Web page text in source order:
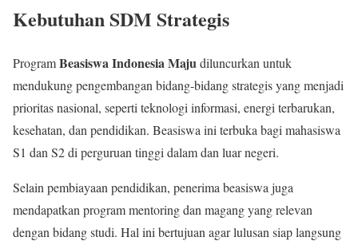
Kebutuhan SDM Strategis
ProgramBeasiswa Indonesia Majudiluncurkan untuk
mendukung pengembangan bidang-bidang strategis yang menjadi
prioritas nasional, seperti teknologi informasi, energi terbarukan,
kesehatan, dan pendidikan. Beasiswa ini terbuka bagi mahasiswa
S1 dan S2 di perguruan tinggi dalam dan luar negeri.
Selain pembiayaan pendidikan, penerima beasiswa juga
mendapatkan program mentoring dan magang yang relevan
dengan bidang studi. Hal ini bertujuan agar lulusan siap langsung